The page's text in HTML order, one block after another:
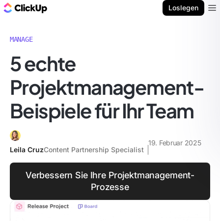
Loslegen
MANAGE
5 echte
Projektmanagement-
Beispiele für Ihr Team
Leila CruzContent Partnership Specialist
19. Februar 2025
Verbessern Sie Ihre Projektmanagement-
Prozesse